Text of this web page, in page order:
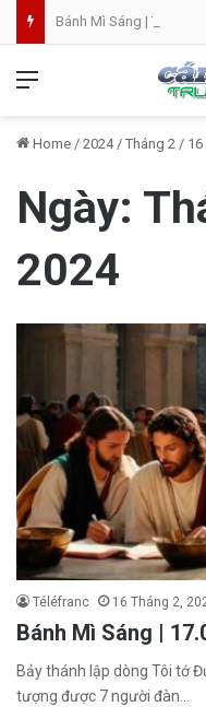
Bánh Mì Sáng | Thứ Bảy
Home / 2024 / Tháng 2 / 16
Ngày:
2024
Téléfranc 16 Tháng 2,
Bánh Mì Sáng |
Bảy thánh lập dòng Tôi tớ
tượng được 7 người đàn…